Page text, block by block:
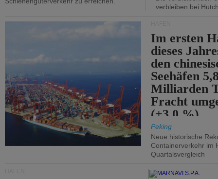
verbleiben bei
Im ersten
dieses
den
Seehäfen
Milliarden
Fracht
(+3,0 %).
Peking
Neue historische
Containerverkehr im
Quartalsvergleich